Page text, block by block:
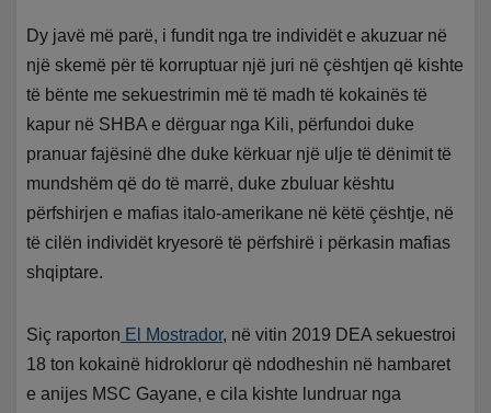
Dy javë më parë, i fundit nga tre individët e akuzuar në
një skemë për të korruptuar një juri në çështjen që kishte
të bënte me sekuestrimin më të madh të kokainës të
kapur në SHBA e dërguar nga Kili, përfundoi duke
pranuar fajësinë dhe duke kërkuar një ulje të dënimit të
mundshëm që do të marrë, duke zbuluar kështu
përfshirjen e mafias italo-amerikane në këtë çështje, në
të cilën individët kryesorë të përfshirë i përkasin mafias
shqiptare.
Siç raporton El Mostrador, në vitin 2019 DEA sekuestroi
18 ton kokainë hidroklorur që ndodheshin në hambaret
e anijes MSC Gayane, e cila kishte lundruar nga